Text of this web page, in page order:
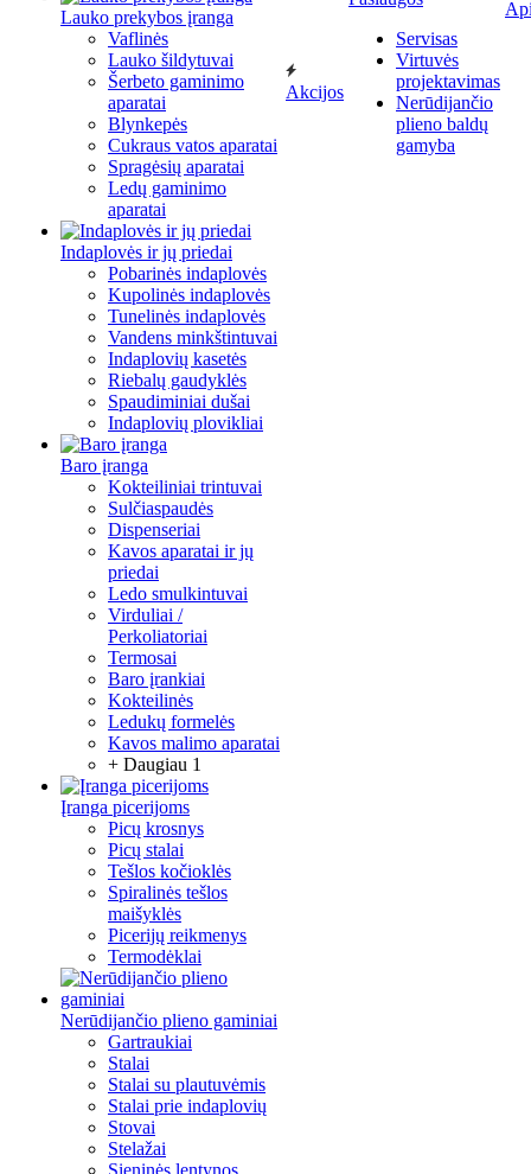
Lauko prekybos įranga
Vaflinės
Lauko šildytuvai
Šerbeto gaminimo
aparatai
Blynkepės
Cukraus vatos aparatai
Spragėsių aparatai
Ledų gaminimo
aparatai
Indaplovės ir jų priedai
Pobarinės indaplovės
Kupolinės indaplovės
Tunelinės indaplovės
Vandens minkštintuvai
Indaplovių kasetės
Riebalų gaudyklės
Spaudiminiai dušai
Indaplovių plovikliai
Baro įranga
Kokteiliniai trintuvai
Sulčiaspaudės
Dispenseriai
Kavos aparatai ir jų
priedai
Ledo smulkintuvai
Virduliai /
Perkoliatoriai
Termosai
Baro įrankiai
Kokteilinės
Ledukų formelės
Kavos malimo aparatai
+ Daugiau 1
Įranga picerijoms
Picų krosnys
Picų stalai
Tešlos kočioklės
Spiralinės tešlos
maišyklės
Picerijų reikmenys
Termodėklai
Nerūdijančio plieno gaminiai
Gartraukiai
Stalai
Stalai su plautuvėmis
Stalai prie indaplovių
Stovai
Stelažai
Sieninės lentynos
Akcijos
Servisas
Virtuvės
projektavimas
Nerūdijančio
plieno baldų
gamyba